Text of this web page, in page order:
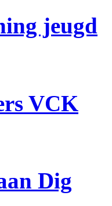
jeugd
VCK
Dig